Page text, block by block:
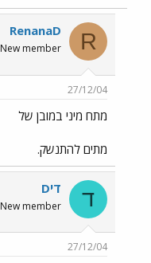
R
RenanaD
New member
27/12/04
מתח מיני במובן של
מתים להתנשק.
ד דיD
New member
27/12/04